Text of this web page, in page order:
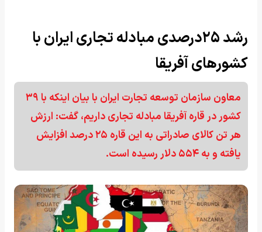
رشد ۲۵درصدی مبادله تجاری ایران با
کشورهای آفریقا
معاون سازمان توسعه تجارت ایران با بیان اینکه با ۳۹
کشور در قاره آفریقا مبادله تجاری داریم، گفت: ارزش
هر تن کالای صادراتی به این قاره ۲۵ درصد افزایش
یافته و به ۵۵۴ دلار رسیده است.